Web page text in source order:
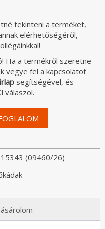
tekinteni a terméket,
elérhetőségéről,
Ha a termékről szeretne
vegye fel a kapcsolatot
segítségével, és
válaszol.
(09460/26)